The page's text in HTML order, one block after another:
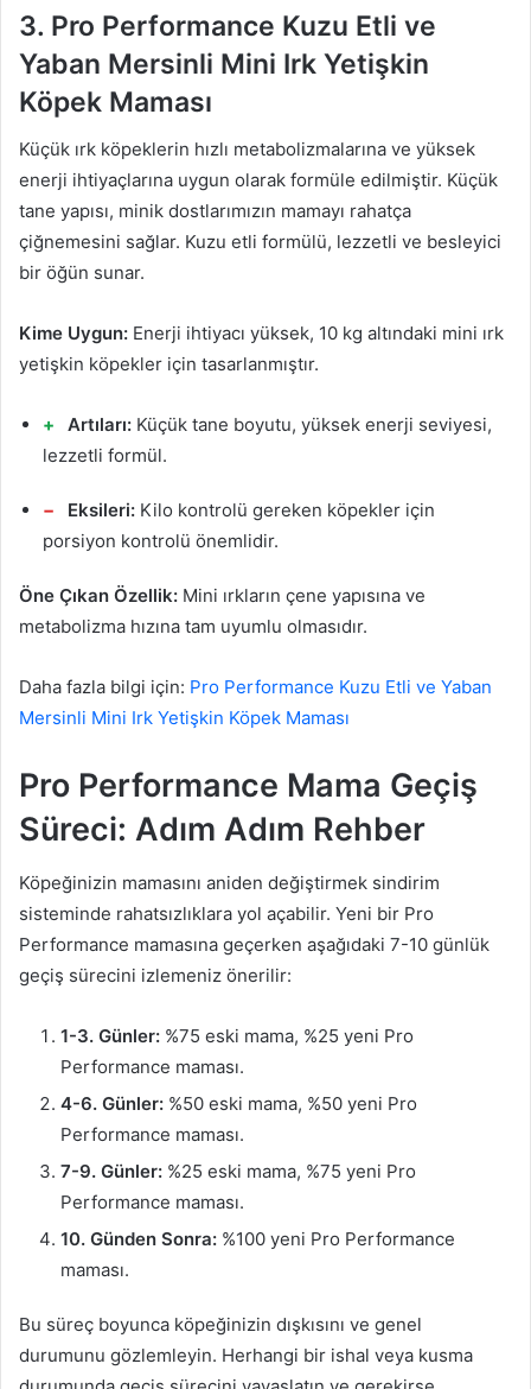
3. Pro Performance Kuzu Etli ve
Yaban Mersinli Mini Irk Yetişkin
Köpek Maması
Küçük ırk köpeklerin hızlı metabolizmalarına ve yüksek
enerji ihtiyaçlarına uygun olarak formüle edilmiştir. Küçük
tane yapısı, minik dostlarımızın mamayı rahatça
çiğnemesini sağlar. Kuzu etli formülü, lezzetli ve besleyici
bir öğün sunar.
Kime Uygun: Enerji ihtiyacı yüksek, 10 kg altındaki mini ırk
yetişkin köpekler için tasarlanmıştır.
Artıları: Küçük tane boyutu, yüksek enerji seviyesi,
lezzetli formül.
Eksileri: Kilo kontrolü gereken köpekler için
porsiyon kontrolü önemlidir.
Öne Çıkan Özellik: Mini ırkların çene yapısına ve
metabolizma hızına tam uyumlu olmasıdır.
Daha fazla bilgi için: Pro Performance Kuzu Etli ve Yaban
Mersinli Mini Irk Yetişkin Köpek Maması
Pro Performance Mama Geçiş
Süreci: Adım Adım Rehber
Köpeğinizin mamasını aniden değiştirmek sindirim
sisteminde rahatsızlıklara yol açabilir. Yeni bir Pro
Performance mamasına geçerken aşağıdaki 7-10 günlük
geçiş sürecini izlemeniz önerilir:
1-3. Günler: %75 eski mama, %25 yeni Pro
Performance maması.
4-6. Günler: %50 eski mama, %50 yeni Pro
Performance maması.
7-9. Günler: %25 eski mama, %75 yeni Pro
Performance maması.
10. Günden Sonra: %100 yeni Pro Performance
maması.
Bu süreç boyunca köpeğinizin dışkısını ve genel
durumunu gözlemleyin. Herhangi bir ishal veya kusma